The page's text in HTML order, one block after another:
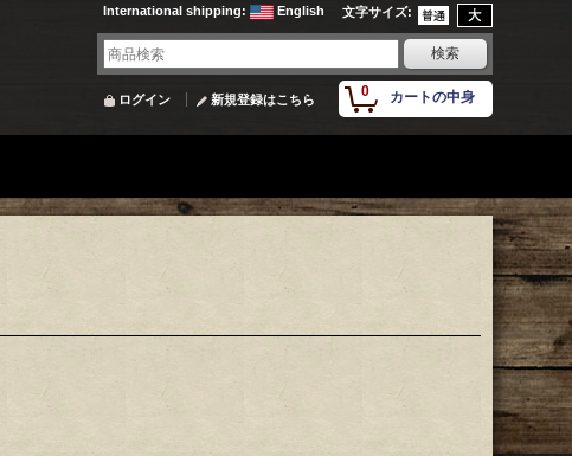
文字サイズ:
International shipping: English
0 カートの中身
ログイン 新規登録はこちら